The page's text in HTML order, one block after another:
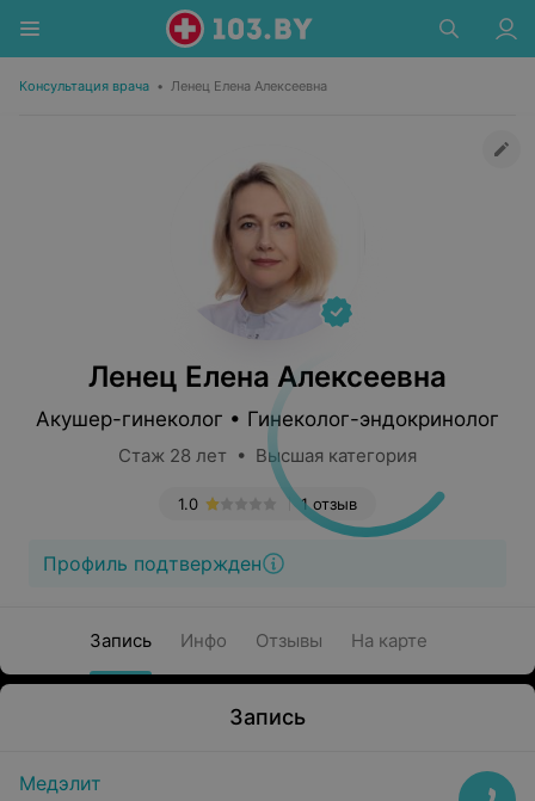
Консультация врача • Ленец Елена Алексеевна
Ленец Елена Алексеевна
Акушер-гинеколог • Гинеколог-эндокринолог
Стаж 28 лет • Высшая категория
1 отзыв
1.0
Профиль подтвержден
Запись Инфо Отзывы На карте
Запись
Медэлит